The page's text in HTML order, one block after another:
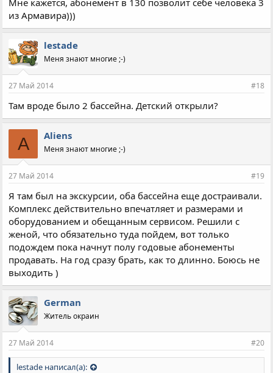
из Армавира)))
lestade
Меня знают многие ;-)
27 Май 2014 #18
Там вроде было 2 бассейна. Детский открыли?
A Aliens
Меня знают многие ;-)
27 Май 2014 #19
Я там был на экскурсии, оба бассейна еще достраивали.
Комплекс действительно впечатляет и размерами и
оборудованием и обещанным сервисом. Решили с
женой, что обязательно туда пойдем, вот только
подождем пока начнут полу годовые абонементы
продавать. На год сразу брать, как то длинно. Боюсь не
выходить )
German
Житель окраин
27 Май 2014 #20
lestade написал(а):